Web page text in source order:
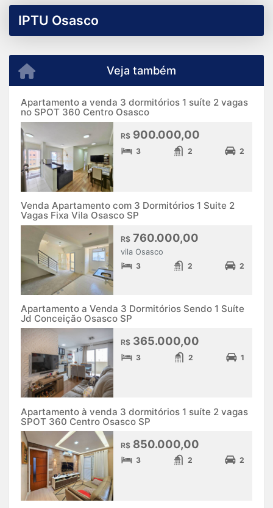
IPTU Osasco
Veja também
Apartamento a venda 3 dormitórios 1 suíte 2 vagas
no SPOT 360 Centro Osasco
R$ 900.000,00
3 2 2
Venda Apartamento com 3 Dormitórios 1 Suite 2
Vagas Fixa Vila Osasco SP
R$ 760.000,00
vila Osasco
3 2 2
Apartamento a Venda 3 Dormitórios Sendo 1 Suíte
Jd Conceição Osasco SP
R$ 365.000,00
3 2 1
Apartamento à venda 3 dormitórios 1 suíte 2 vagas
SPOT 360 Centro Osasco SP
R$ 850.000,00
3 2 2